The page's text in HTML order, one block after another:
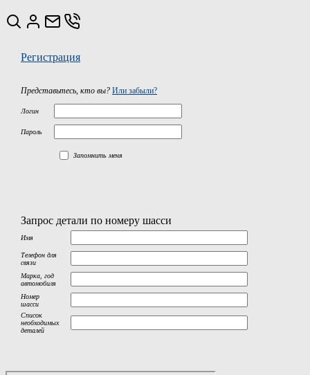
Регистрация
Представьтесь, кто вы? Или забыли?
Логин
Пароль
Запомнить меня
Запрос детали по номеру шасси
Имя
Телефон для
связи
Марка, год
автомобиля
Номер
шасси
Список
необходимых
деталей